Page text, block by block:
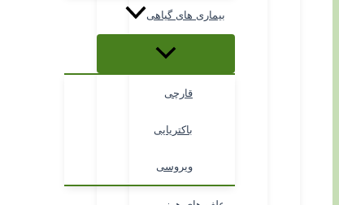
بیماری های گیاهی
قارچی
باکتریایی
ویروسی